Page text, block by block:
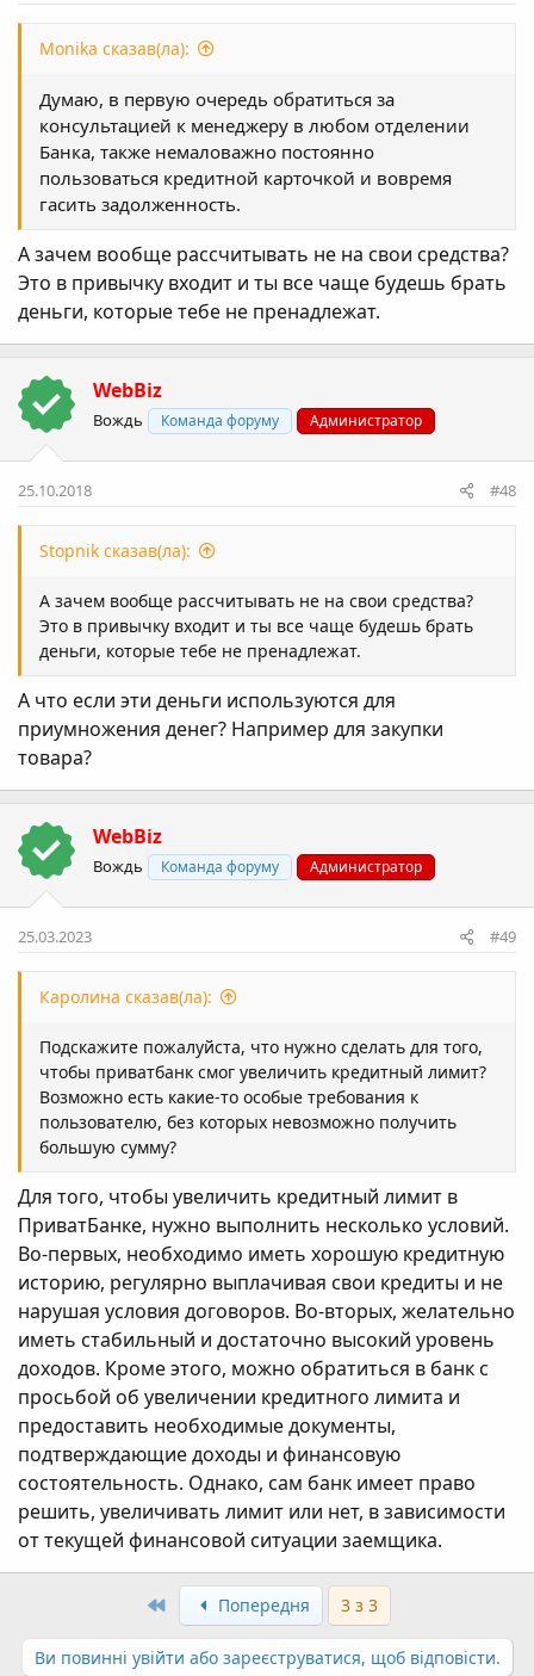
Monika сказав(ла):
Думаю, в первую очередь обратиться за
консультацией к менеджеру в любом отделении
Банка, также немаловажно постоянно
пользоваться кредитной карточкой и вовремя
гасить задолженность.
А зачем вообще рассчитывать не на свои средства?
Это в привычку входит и ты все чаще будешь брать
деньги, которые тебе не пренадлежат.
WebBiz
Вождь Команда форуму Администратор
25.10.2018 #48
Stopnik сказав(ла):
А зачем вообще рассчитывать не на свои средства?
Это в привычку входит и ты все чаще будешь брать
деньги, которые тебе не пренадлежат.
А что если эти деньги используются для
приумножения денег? Например для закупки
товара?
WebBiz
Вождь Команда форуму Администратор
25.03.2023 #49
Каролина сказав(ла):
Подскажите пожалуйста, что нужно сделать для того,
чтобы приватбанк смог увеличить кредитный лимит?
Возможно есть какие-то особые требования к
пользователю, без которых невозможно получить
большую сумму?
Для того, чтобы увеличить кредитный лимит в
ПриватБанке, нужно выполнить несколько условий.
Во-первых, необходимо иметь хорошую кредитную
историю, регулярно выплачивая свои кредиты и не
нарушая условия договоров. Во-вторых, желательно
иметь стабильный и достаточно высокий уровень
доходов. Кроме этого, можно обратиться в банк с
просьбой об увеличении кредитного лимита и
предоставить необходимые документы,
подтверждающие доходы и финансовую
состоятельность. Однако, сам банк имеет право
решить, увеличивать лимит или нет, в зависимости
от текущей финансовой ситуации заемщика.
ПершийПопередня 3 з 3
Ви повинні увійти або зареєструватися, щоб відповісти.